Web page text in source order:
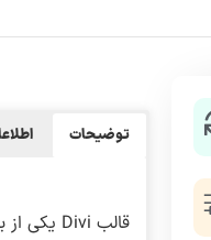
توضیحات
قالب Divi یکی از بهترین و محبوب ترین قالب های وردپرس برای طراحی انواع سایت های چندمنظوره است،